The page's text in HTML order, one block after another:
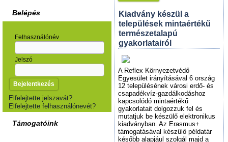
Belépés
Felhasználónév
Jelszó
Elfelejtette jelszavát?
Elfelejtette felhasználónevét?
Támogatóink
Kiadvány készül a
települések mintaértékű
természetalapú
gyakorlatairól
A Reflex Környezetvédő
Egyesület irányításával 6 ország
12 településének városi erdő- és
csapadékvíz-gazdálkodáshoz
kapcsolódó mintaértékű
gyakorlatait dolgozzuk fel és
mutatjuk be készülő elektronikus
kiadványban. Az Erasmus+
támogatásával készülő példatár
később alapjául szolgál majd a